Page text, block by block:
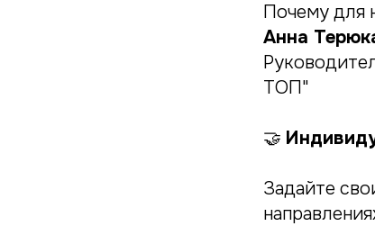
Почему для
Анна
ТОП"
🤝
Задайте